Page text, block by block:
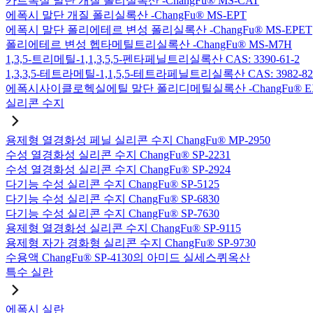
에폭시 말단 개질 폴리실록산 -ChangFu® MS-EPT
에폭시 말단 폴리에테르 변성 폴리실록산 -ChangFu® MS-EPET
폴리에테르 변성 헵타메틸트리실록산 -ChangFu® MS-M7H
1,3,5-트리메틸-1,1,3,5,5-펜타페닐트리실록산 CAS: 3390-61-2
1,3,3,5-테트라메틸-1,1,5,5-테트라페닐트리실록산 CAS: 3982-
에폭시사이클로헥실에틸 말단 폴리디메틸실록산 -ChangFu®
실리콘 수지
용제형 열경화성 페닐 실리콘 수지 ChangFu® MP-2950
수성 열경화성 실리콘 수지 ChangFu® SP-2231
수성 열경화성 실리콘 수지 ChangFu® SP-2924
다기능 수성 실리콘 수지 ChangFu® SP-5125
다기능 수성 실리콘 수지 ChangFu® SP-6830
다기능 수성 실리콘 수지 ChangFu® SP-7630
용제형 열경화성 실리콘 수지 ChangFu® SP-9115
용제형 자가 경화형 실리콘 수지 ChangFu® SP-9730
수용액 ChangFu® SP-4130의 아미드 실세스퀴옥산
특수 실란
에폭시 실란